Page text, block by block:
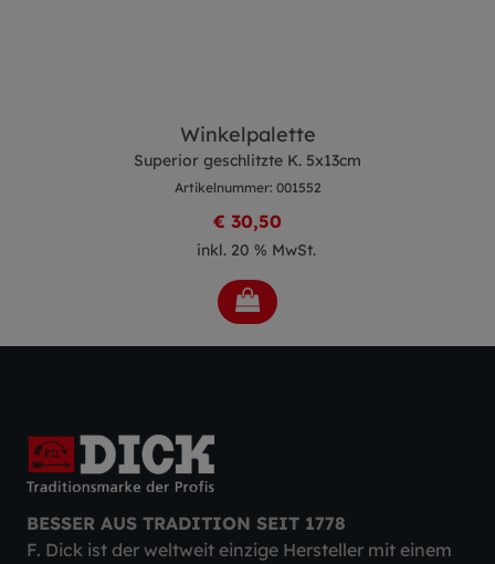
Winkelpalette
Superior geschlitzte K. 5x13cm
Artikelnummer: 001552
€ 30,50
inkl. 20 % MwSt.
BESSER AUS TRADITION SEIT 1778
F. Dick ist der weltweit einzige Hersteller mit einem